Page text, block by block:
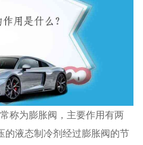
称为膨胀阀，主要作用有两
的液态制冷剂经过膨胀阀的节